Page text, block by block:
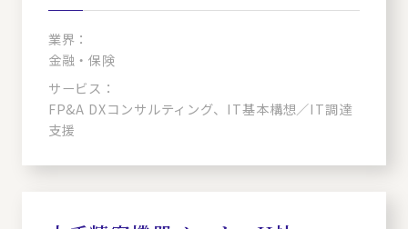
業界：
金融・保険
サービス：
FP&A DXコンサルティング、IT基本構想／IT調達
支援